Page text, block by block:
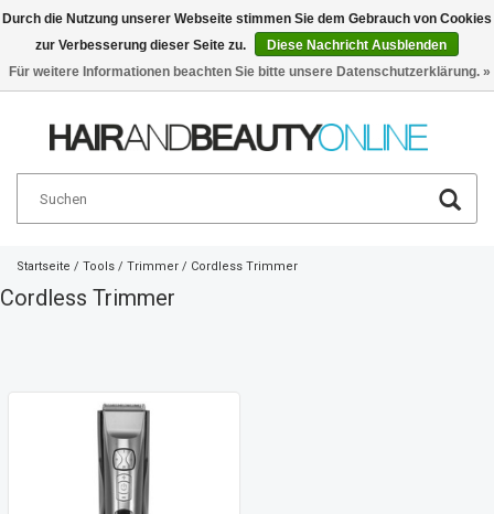
Deutsch €
Startseite / Tools / Trimmer / Cordless Trimmer
Cordless Trimmer
Durch die Nutzung unserer Webseite stimmen Sie dem Gebrauch von Cookies
zur Verbesserung dieser Seite zu.
Diese Nachricht Ausblenden
Für weitere Informationen beachten Sie bitte unsere Datenschutzerklärung. »